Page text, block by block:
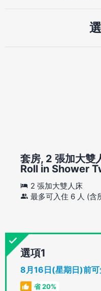
套房, 2 張加大
Roll in Shower
2 張加大雙人床
最多可入住 6 人 (含
選項
8月16日(星期日)前可
省 20%